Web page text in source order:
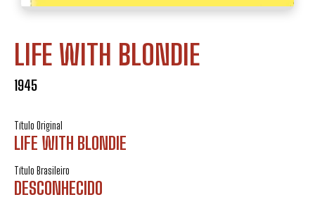
LIFE WITH BLONDIE
1945
Título Original
LIFE WITH BLONDIE
Título Brasileiro
DESCONHECIDO